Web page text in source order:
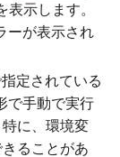
示します。
ーが表示され
定されている
で手動で実行
に、環境変
ることがあ